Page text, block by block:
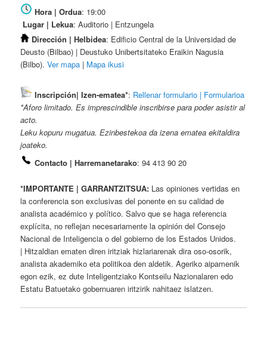
Hora | Ordua: 19:00
Lugar | Lekua: Auditorio | Entzungela
Dirección | Helbidea: Edificio Central de la Universidad de
Deusto (Bilbao) | Deustuko Unibertsitateko Eraikin Nagusia
(Bilbo).Ver mapa | Mapa ikusi
Inscripción| Izen-ematea*: Rellenar formulario | Formularioa
*Aforo limitado. Es imprescindible inscribirse para poder asistir al
acto.
Leku kopuru mugatua. Ezinbestekoa da izena ematea ekitaldira
joateko.
Contacto | Harremanetarako: 94 413 90 20
*IMPORTANTE |GARRANTZITSUA: Las opiniones vertidas en
la conferencia son exclusivas del ponente en su calidad de
analista académico y político. Salvo que se haga referencia
explícita, no reflejan necesariamente la opinión del Consejo
Nacional de Inteligencia o del gobierno de los Estados Unidos.
| Hitzaldian ematen diren iritziak hizlariarenak dira oso-osorik,
analista akademiko eta politikoa den aldetik. Ageriko aipamenik
egon ezik, ez dute Inteligentziako Kontseilu Nazionalaren edo
Estatu Batuetako gobernuaren iritzirik nahitaez islatzen.